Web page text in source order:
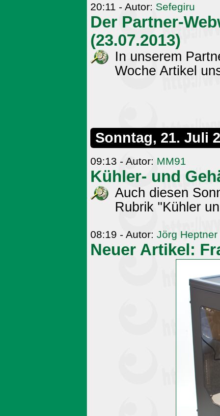
20:11 - Autor: Sefegiru
Der Partner-
(23.07.2013)
In unserem
Woche Artikel
Sonntag, 21. Juli
09:13 - Autor: MM91
Kühler- und
Auch diesen
Rubrik "Kühler
08:19 - Autor: Jörg Heptner
Neuer Artikel: